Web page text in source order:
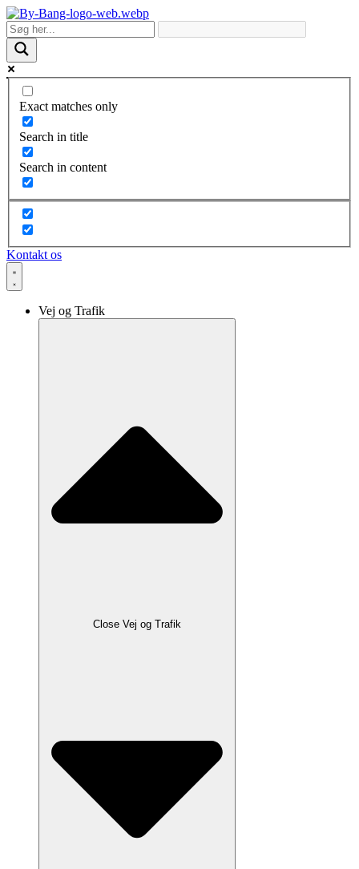
Skip
to
content
Exact matches only
Search in title
Search in content
Kontakt os
Vej og Trafik
Close Vej og Trafik